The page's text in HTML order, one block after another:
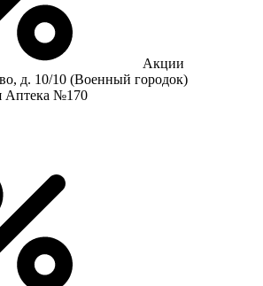
Акции
д. 10/10 (Военный городок)
Аптека №170